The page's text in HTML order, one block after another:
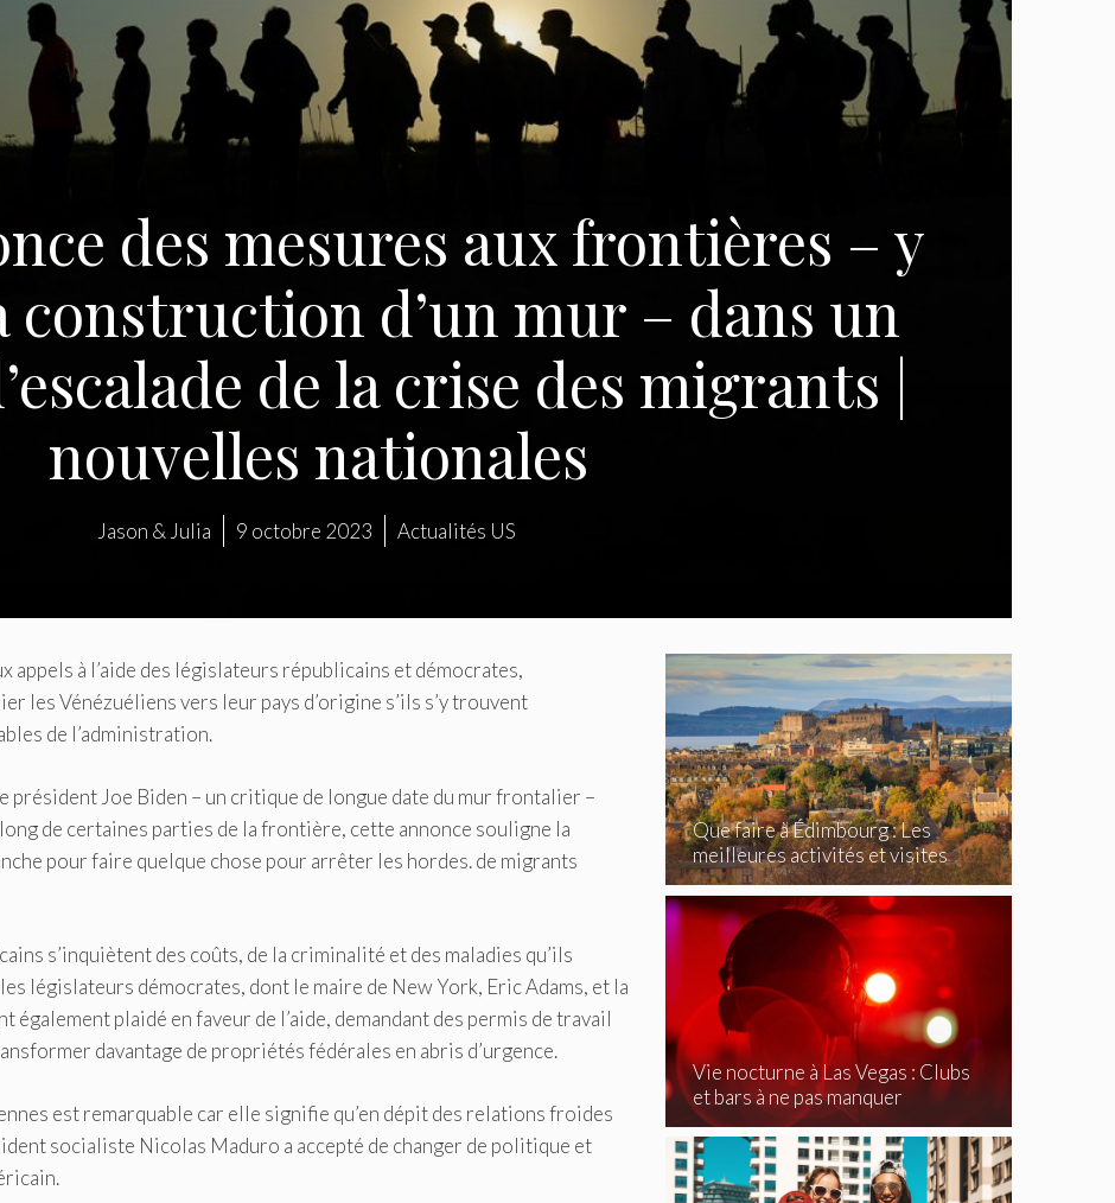
des mesures aux frontières – y
construction d’un mur – dans un
de la crise des migrants |
nouvelles nationales
Jason & Julia 9 octobre 2023 Actualités US
appels à l’aide des législateurs républicains et démocrates,
les Vénézuéliens vers leur pays d’origine s’ils s’y trouvent
de l’administration.
président Joe Biden – un critique de longue date du mur frontalier –
de certaines parties de la frontière, cette annonce souligne la
pour faire quelque chose pour arrêter les hordes. de migrants
s’inquiètent des coûts, de la criminalité et des maladies qu’ils
législateurs démocrates, dont le maire de New York, Eric Adams, et la
plaidé en faveur de l’aide, demandant des permis de travail
davantage de propriétés fédérales en abris d’urgence.
est remarquable car elle signifie qu’en dépit des relations froides
socialiste Nicolas Maduro a accepté de changer de politique et
Que faire à Édimbourg : Les
meilleures activités et visites
incontournables
Vie nocturne à Las Vegas : Clubs
et bars à ne pas manquer